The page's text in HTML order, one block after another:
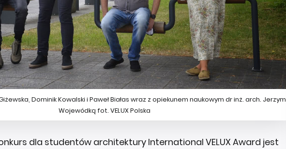
Dominik Kowalski i Paweł Białas wraz z opiekunem naukowym dr inż. arch. Jerzym
Wojewódką fot. VELUX Polska
dla studentów architektury International VELUX Award jest